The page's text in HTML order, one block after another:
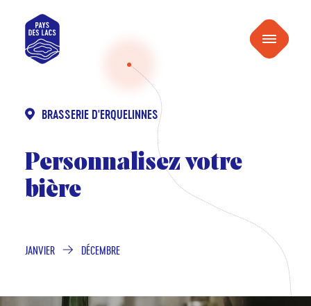
Pays
des
Menu
BRASSERIE D'ERQUELINNES
Personnalisez votre
bière
JANVIER DÉCEMBRE